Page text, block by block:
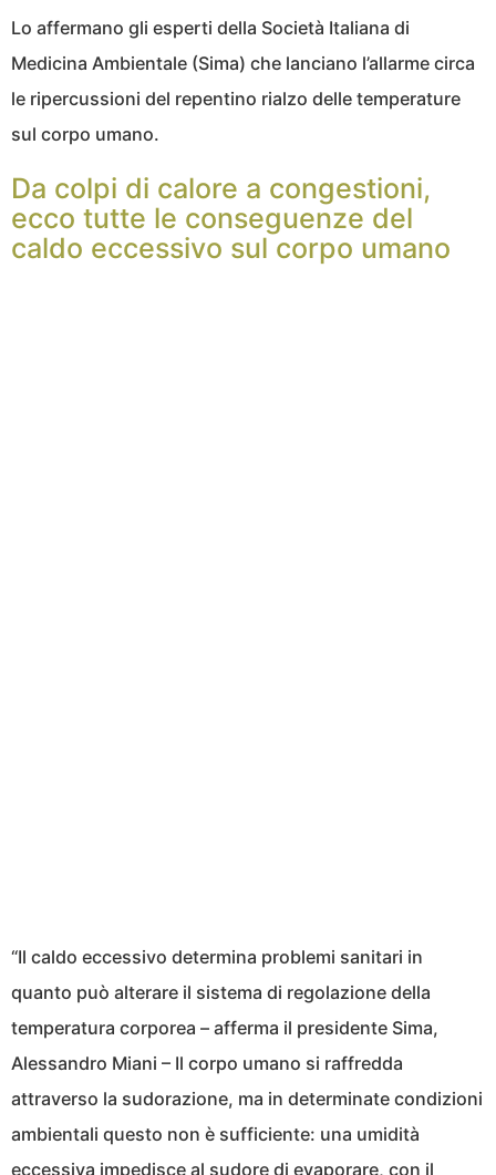
Lo affermano gli esperti della Società Italiana di
Medicina Ambientale (Sima) che lanciano l’allarme circa
le ripercussioni del repentino rialzo delle temperature
sul corpo umano.
Da colpi di calore a congestioni,
ecco tutte le conseguenze del
caldo eccessivo sul corpo umano
“Il caldo eccessivo determina problemi sanitari in
quanto può alterare il sistema di regolazione della
temperatura corporea – afferma il presidente Sima,
Alessandro Miani – Il corpo umano si raffredda
attraverso la sudorazione, ma in determinate condizioni
ambientali questo non è sufficiente: una umidità
eccessiva impedisce al sudore di evaporare, con il